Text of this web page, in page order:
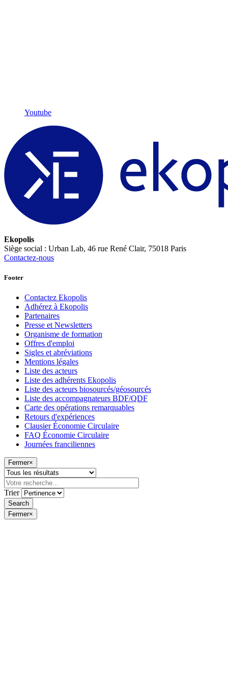
Youtube
Ekopolis
Siège social : Urban Lab, 46 rue René Clair, 75018 Paris
Contactez-nous
Footer
Contactez Ekopolis
Adhérez à Ekopolis
Partenaires
Presse et Newsletters
Organisme de formation
Offres d'emploi
Sigles et abréviations
Mentions légales
Liste des acteurs
Liste des adhérents Ekopolis
Liste des acteurs biosourcés/géosourcés
Liste des accompagnateurs BDF/QDF
Carte des opérations remarquables
Retours d'expériences
Clausier Économie Circulaire
FAQ Économie Circulaire
Journées franciliennes
Fermer×
Trier
Fermer×